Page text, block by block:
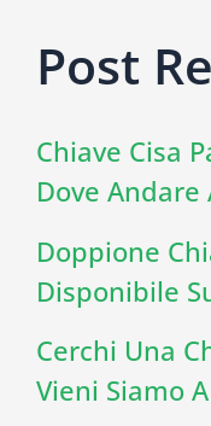
Post
Chiave Cisa
Dove Andare
Doppione
Disponibile
Cerchi Una
Vieni Siamo